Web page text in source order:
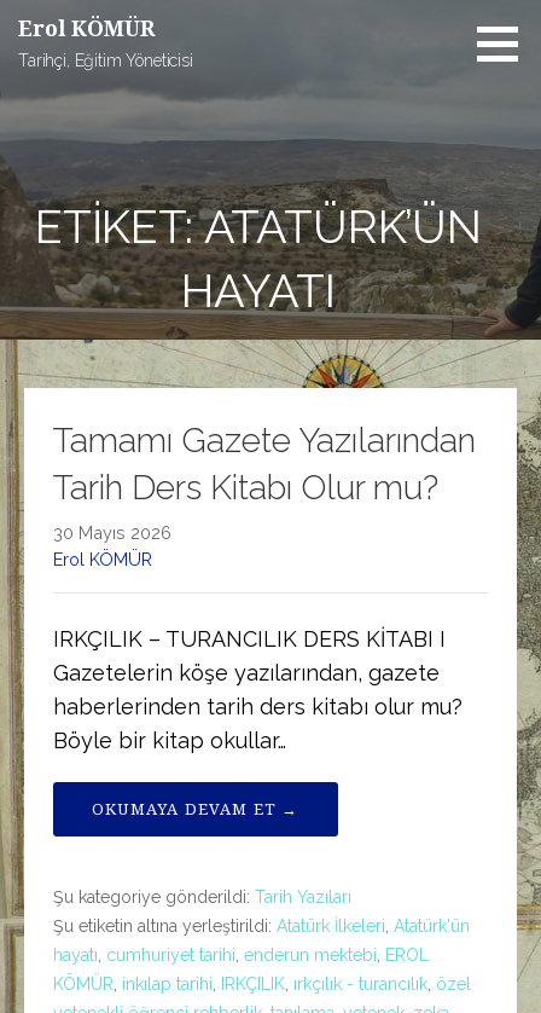
atla
Erol KÖMÜR
Tarihçi, Eğitim Yöneticisi
ETIKET: ATATÜRK’ÜN
HAYATI
Tamamı Gazete Yazılarından
Tarih Ders Kitabı Olur mu?
30 Mayıs 2026
Erol KÖMÜR
IRKÇILIK – TURANCILIK DERS KİTABI I
Gazetelerin köşe yazılarından, gazete
haberlerinden tarih ders kitabı olur mu?
Böyle bir kitap okullar…
OKUMAYA DEVAM ET →
Şu kategoriye gönderildi: Tarih Yazıları
Şu etiketin altına yerleştirildi: Atatürk İlkeleri Atatürk'ün
hayatı cumhuriyet tarihi enderun mektebi
EROL
KÖMÜR inkılap tarihi IRKÇILIK ırkçılık - turancılık özel